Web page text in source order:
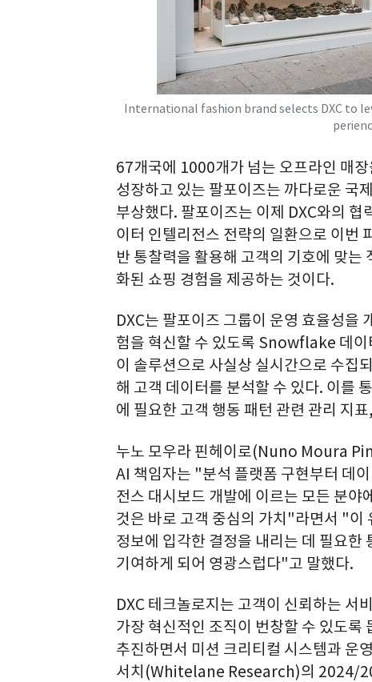
International fashion brand selects DXC to
67개국에 1000개가 넘는 오프라인 매
성장하고 있는 팔포이즈는 까다로운 국
부상했다. 팔포이즈는 이제 DXC와의 협
이터 인텔리전스 전략의 일환으로 이번
반 통찰력을 활용해 고객의 기호에 맞는
화된 쇼핑 경험을 제공하는 것이다.
DXC는 팔포이즈 그룹이 운영 효율성을
험을 혁신할 수 있도록 Snowflake 데이
이 솔루션으로 사실상 실시간으로 수집
해 고객 데이터를 분석할 수 있다. 이를
에 필요한 고객 행동 패턴 관련 관리 지
누노 모우라 핀헤이로(Nuno Moura
AI 책임자는 "분석 플랫폼 구현부터 데
전스 대시보드 개발에 이르는 모든 분야
것은 바로 고객 중심의 가치"라면서 "이
정보에 입각한 결정을 내리는 데 필요한
기여하게 되어 영광스럽다"고 말했다.
DXC 테크놀로지는 고객이 신뢰하는 서
가장 혁신적인 조직이 번창할 수 있도록
추진하면서 미션 크리티컬 시스템과 운
서치(Whitelane Research)의 2024/